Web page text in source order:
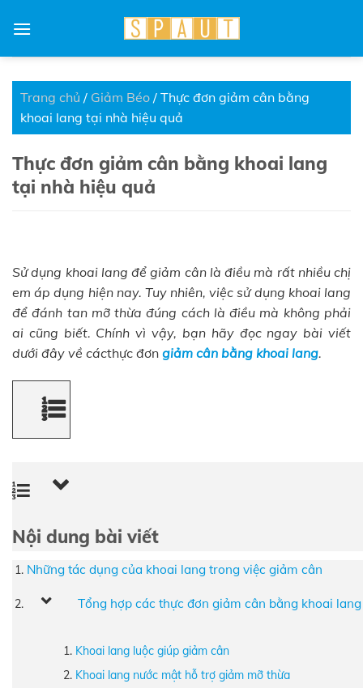
Trang chủ / Giảm Béo / Thực đơn giảm cân bằng
khoai lang tại nhà hiệu quả
Thực đơn giảm cân bằng khoai lang
tại nhà hiệu quả
Sử dụng khoai lang để giảm cân là điều mà rất nhiều chị
em áp dụng hiện nay. Tuy nhiên, việc sử dụng khoai lang
để đánh tan mỡ thừa đúng cách là điều mà không phải
ai cũng biết. Chính vì vậy, bạn hãy đọc ngay bài viết
dưới đây về cácthực đơn giảm cân bằng khoai lang.
Nội dung bài viết
Những tác dụng của khoai lang trong việc giảm cân
Tổng hợp các thực đơn giảm cân bằng khoai
Khoai lang luộc giúp giảm cân
Khoai lang nước mật hỗ trợ giảm mỡ thừa